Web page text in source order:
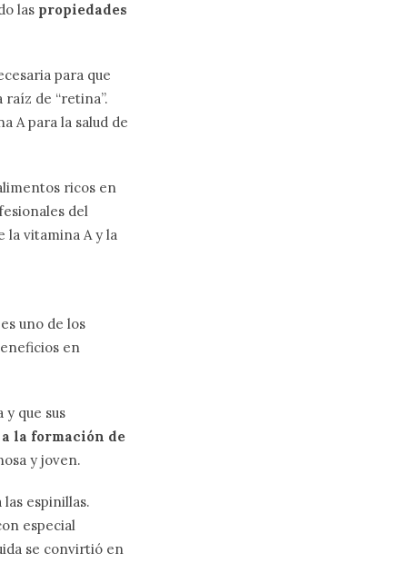
las propiedades
para que
de “retina”.
A para la salud de
ricos en
del
la vitamina A y la
uno de los
en
que sus
la formación de
y joven.
espinillas.
especial
se convirtió en